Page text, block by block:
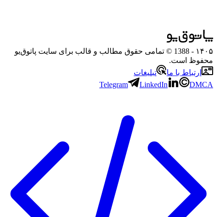
۱۴۰۵
- 1388 © تمامی حقوق مطالب و قالب برای سایت پاتوق‌یو
محفوظ است.
ارتباط با ما
تبلیغات
Telegram
LinkedIn DMCA